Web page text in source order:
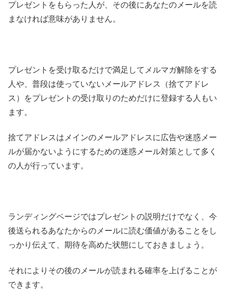
プレゼントをもらった人が、その後にあなたのメールを読
まなければ意味がありません。
プレゼントを受け取るだけで満足してメルマガ解除をする
人や、普段は使っていないメールアドレス（捨てアドレ
ス）をプレゼントの受け取りのためだけに登録する人もい
ます。
捨てアドレスはメインのメールアドレスに広告や迷惑メー
ルが届かないようにするための迷惑メール対策として多く
の人が行っています。
ランディングページではプレゼントの説明だけでなく、今
後送られるあなたからのメールに読む価値があることをし
っかり伝えて、期待を高めた状態にしておきましょう。
それによりその後のメールが読まれる確率を上げることが
できます。